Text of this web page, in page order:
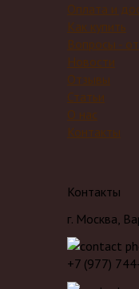
Оплата и
Как купить
Вопросы -
Новости
Отзывы
Статьи
О нас
Контакты
Контакты
г. Москва,
+7 (977)